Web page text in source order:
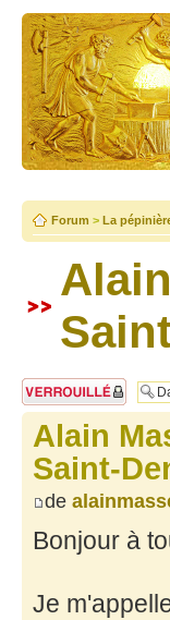
Forum > La
Sujet verrouillé
Alain
Saint-
de
Bonjour à
Je